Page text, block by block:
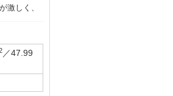
しく、
／47.99